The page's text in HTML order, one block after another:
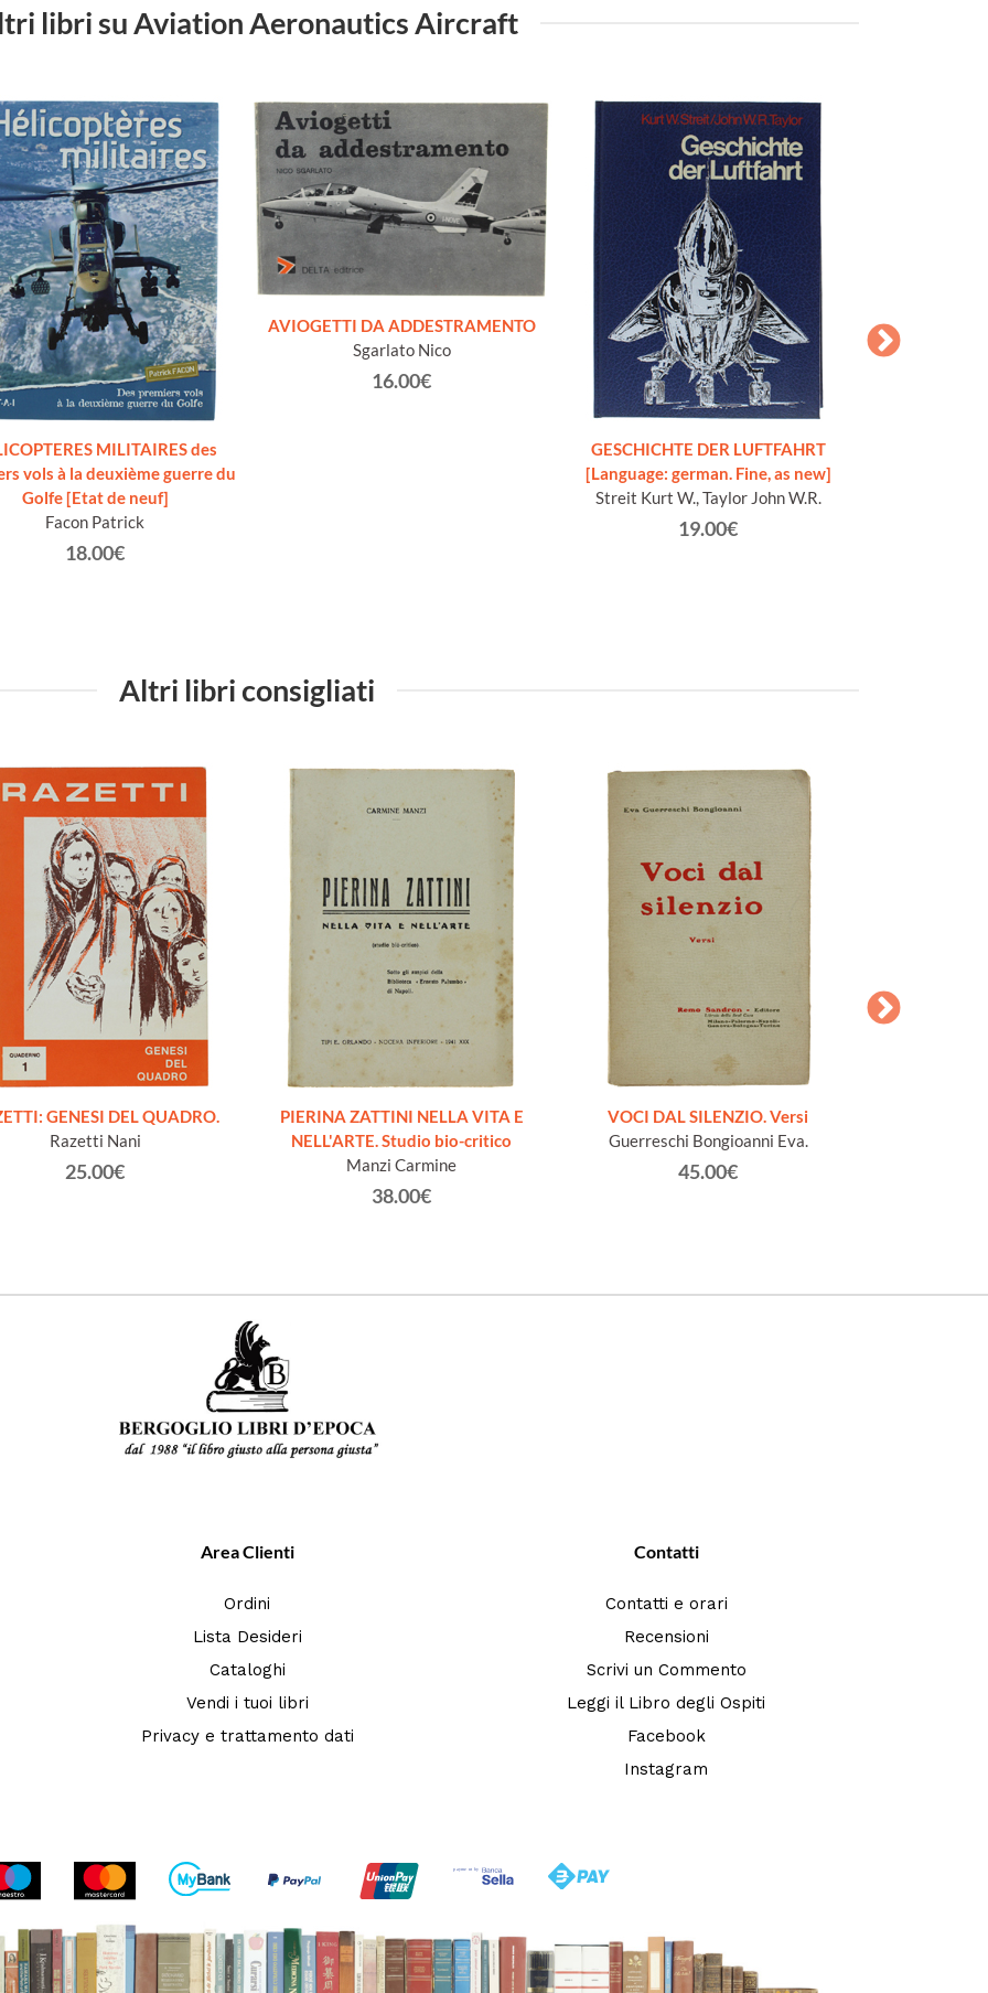
libri su Aviation Aeronautics Aircraft
MILITAIRES des
vols à la deuxième guerre du
Golfe [Etat de neuf]
Facon Patrick
18.00€
AVIOGETTI DA ADDESTRAMENTO
Sgarlato Nico
16.00€
GESCHICHTE DER LUFTFAHRT
[Language: german. Fine, as new]
Streit Kurt W., Taylor John W.R.
19.00€
Altri libri consigliati
GENESI DEL QUADRO.
Razetti Nani
25.00€
PIERINA ZATTINI NELLA VITA E
NELL'ARTE. Studio bio-critico
Manzi Carmine
38.00€
VOCI DAL SILENZIO. Versi
Guerreschi Bongioanni Eva.
45.00€
Area Clienti
Ordini
Lista Desideri
Cataloghi
Vendi i tuoi libri
Privacy e trattamento dati
Contatti
Contatti e orari
Recensioni
Scrivi un Commento
Leggi il Libro degli Ospiti
Facebook
Instagram